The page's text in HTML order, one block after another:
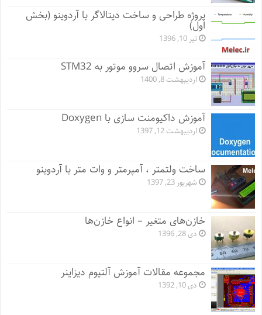
پروژه طراحی و ساخت دیتالاگر با آردوینو (بخش
اول)
تیر 10, 1396
آموزش اتصال سروو موتور به STM32
اردیبهشت 8, 1400
آموزش داکیومنت سازی با Doxygen
اردیبهشت 12, 1397
ساخت ولتمتر ، آمپرمتر و وات متر با آردوینو
شهریور 23, 1397
خازن‌های متغیر – انواع خازن‌ها
دی 28, 1396
مجموعه مقالات آموزش آلتیوم دیزاینر
دی 10, 1392